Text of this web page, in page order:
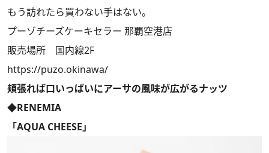
もう訪れたら買わない手はない。
プーゾチーズケーキセラー 那覇空港店
販売場所 国内線2F
https://puzo.okinawa/
頬張れば口いっぱいにアーサの風味が広がるナッツ
◆RENEMIA
「AQUA CHEESE」